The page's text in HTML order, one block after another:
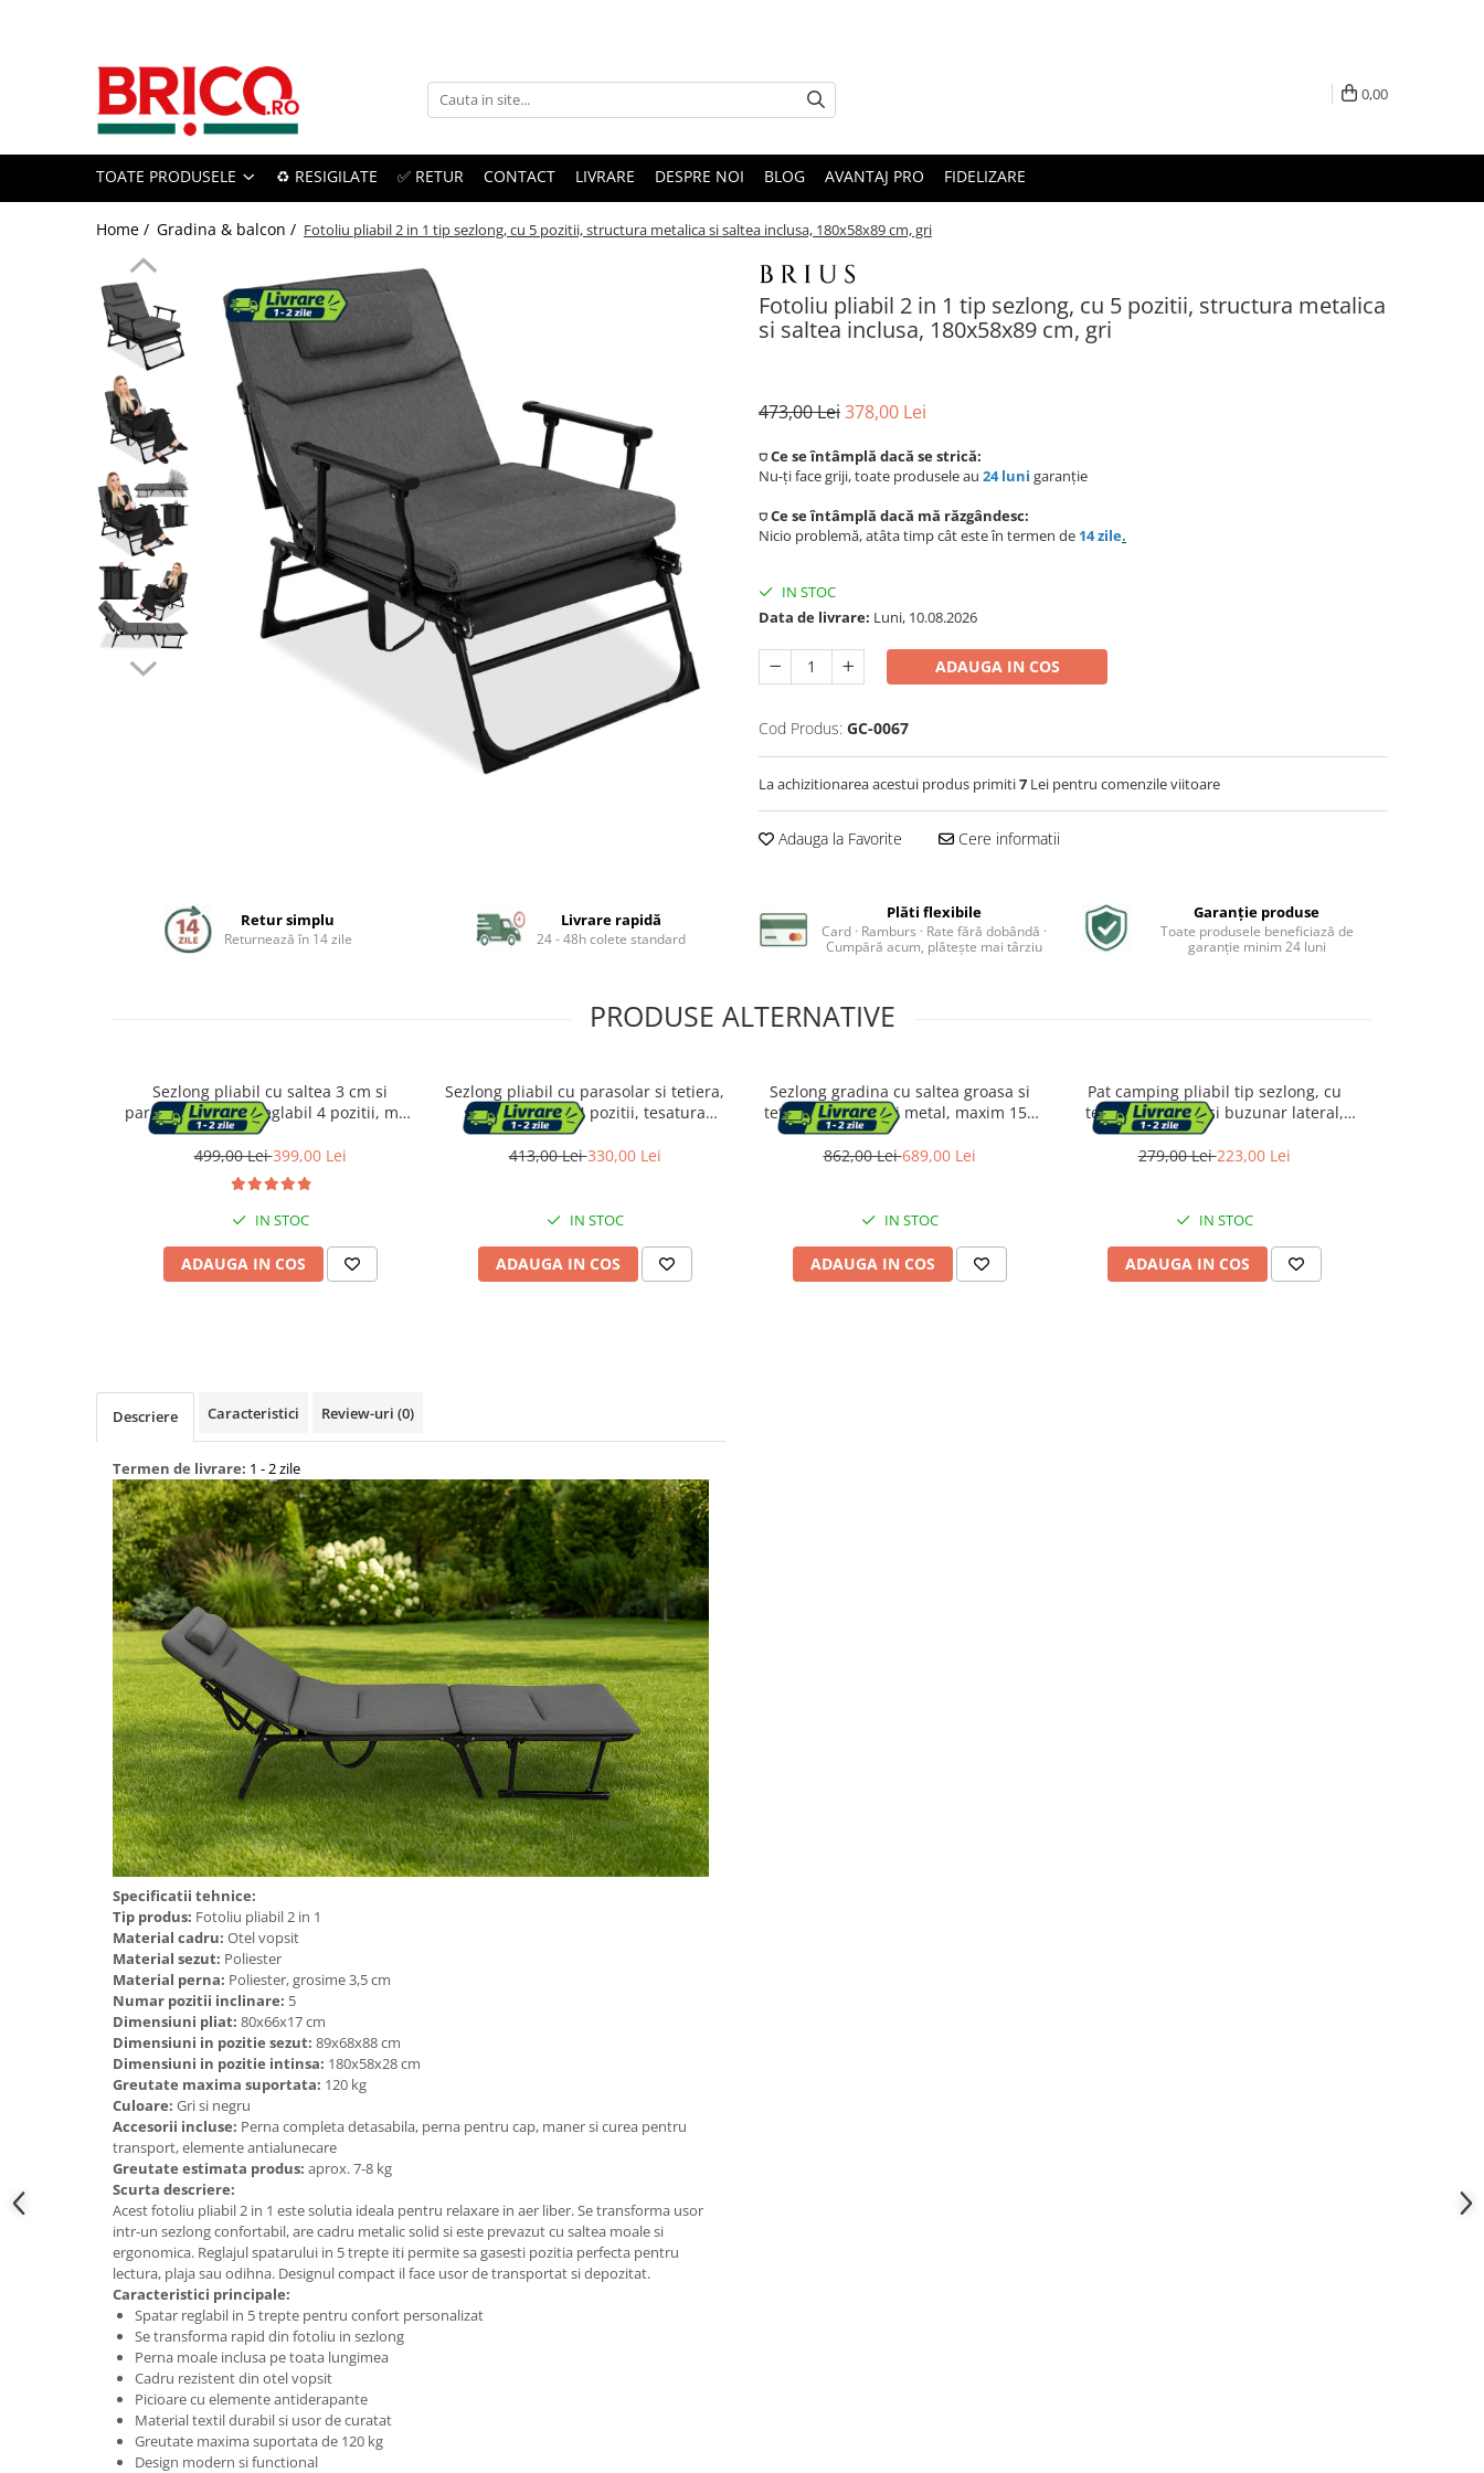
Toate Produsele
Baterii sanitare
Baterii chiuveta baie
Baterii cada si dus
Baterii bideu si dus igienic
Accesorii baterii
Sisteme de dus
Coloane de dus
Sisteme de dus incastrate
Brate si palarii dus
Ingrijire personala
Placi de indreptat parul
Aparate de tuns & ras
Cantare corporale
Mobilier pentru baie
Dulapuri baie
Mobilier baie
Accesorii baie
Cuiere si suporturi prosoape
Rafturi si depozitare
Accesorii cada
Accesorii lavoare
Cosuri de rufe
Suporturi si accesorii de baie
Bucatarie
Mobila bucatarie
Dulapuri si rafturi depozitare
Mese bucatarie si living
Mobilier bucatarie
0,00
TOATE PRODUSELE ♻️ RESIGILATE ✅ RETUR CONTACT LIVRARE DESPRE NOI BLOG AVANTAJ PRO FIDELIZARE
Home / Gradina & balcon / Fotoliu pliabil 2 in 1 tip sezlong, cu 5 pozitii, structura metalica si saltea inclusa, 180x58x89 cm, gri
Fotoliu pliabil 2 in 1 tip sezlong, cu 5 pozitii, structura metalica
si saltea inclusa, 180x58x89 cm, gri
473,00 Lei378,00 Lei
⛉ Ce se întâmplă dacă se strică:
Nu-ți face griji, toate produsele au 24 luni garanție
⛉ Ce se întâmplă dacă mă răzgândesc:
Nicio problemă, atâta timp cât este în termen de 14 zile.
IN STOC
Data de livrare: Luni, 10.08.2026
ADAUGA IN COS
Cod Produs: GC-0067
La achizitionarea acestui produs primiti7 Lei pentru comenzile viitoare
Adauga la Favorite Cere informatii
Retur simplu
Returnează în 14 zile
Livrare rapidă
24 - 48h colete standard
Plăti flexibile
Card · Ramburs · Rate fără dobândă ·
Cumpără acum, plătește mai târziu
Garanție produse
Toate produsele beneficiază de
garanție minim 24 luni
PRODUSE ALTERNATIVE
Sezlong pliabil cu saltea 3 cm si
parasolar, spatar reglabil 4 pozitii, max
150 kg, 193x53x30 cm, gri
499,00 Lei399,00 Lei
IN STOC
ADAUGA IN COS
Sezlong pliabil cu parasolar si tetiera,
spatar reglabil 4 pozitii, tesatura
sintetica respirabila, max 150 kg,
200x71x38 cm, taupe
413,00 Lei330,00 Lei
IN STOC
ADAUGA IN COS
Sezlong gradina cu saltea groasa si
tetiera, ratan PE si metal, maxim 150
kg, 195x65x40 cm, negru si gri
862,00 Lei689,00 Lei
IN STOC
ADAUGA IN COS
Pat camping pliabil tip sezlong, cu
tetiera reglabila si buzunar lateral,
maxim 120 kg, 65x200x88 cm, gri
279,00 Lei223,00 Lei
IN STOC
ADAUGA IN COS
Descriere Caracteristici Review-uri (0)
Termen de livrare: 1 - 2 zile
Specificatii tehnice:
Tip produs: Fotoliu pliabil 2 in 1
Material cadru: Otel vopsit
Material sezut: Poliester
Material perna: Poliester, grosime 3,5 cm
Numar pozitii inclinare: 5
Dimensiuni pliat: 80x66x17 cm
Dimensiuni in pozitie sezut: 89x68x88 cm
Dimensiuni in pozitie intinsa: 180x58x28 cm
Greutate maxima suportata: 120 kg
Culoare: Gri si negru
Accesorii incluse: Perna completa detasabila, perna pentru cap, maner si curea pentru
transport, elemente antialunecare
Greutate estimata produs: aprox. 7-8 kg
Scurta descriere:
Acest fotoliu pliabil 2 in 1 este solutia ideala pentru relaxare in aer liber. Se transforma usor
intr-un sezlong confortabil, are cadru metalic solid si este prevazut cu saltea moale si
ergonomica. Reglajul spatarului in 5 trepte iti permite sa gasesti pozitia perfecta pentru
lectura, plaja sau odihna. Designul compact il face usor de transportat si depozitat.
Caracteristici principale:
Spatar reglabil in 5 trepte pentru confort personalizat
Se transforma rapid din fotoliu in sezlong
Perna moale inclusa pe toata lungimea
Cadru rezistent din otel vopsit
Picioare cu elemente antiderapante
Material textil durabil si usor de curatat
Greutate maxima suportata de 120 kg
Design modern si functional